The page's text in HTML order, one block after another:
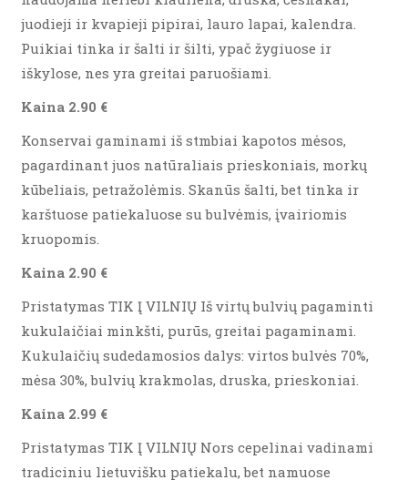
juodieji ir kvapieji pipirai, lauro lapai, kalendra.
Puikiai tinka ir šalti ir šilti, ypač žygiuose ir
iškylose, nes yra greitai paruošiami.
Kaina 2.90 €
Konservai gaminami iš stmbiai kapotos mėsos,
pagardinant juos natūraliais prieskoniais, morkų
kūbeliais, petražolėmis. Skanūs šalti, bet tinka ir
karštuose patiekaluose su bulvėmis, įvairiomis
kruopomis.
Kaina 2.90 €
Pristatymas TIK Į VILNIŲ Iš virtų bulvių pagaminti
kukulaičiai minkšti, purūs, greitai pagaminami.
Kukulaičių sudedamosios dalys: virtos bulvės 70%,
mėsa 30%, bulvių krakmolas, druska, prieskoniai.
Kaina 2.99 €
Pristatymas TIK Į VILNIŲ Nors cepelinai vadinami
tradiciniu lietuvišku patiekalu, bet namuose